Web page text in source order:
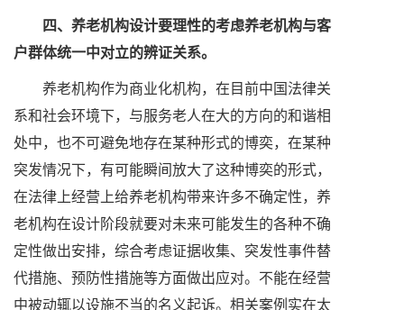
四、养老机构设计要理性的考虑养老机构与客
户群体统一中对立的辨证关系。
养老机构作为商业化机构，在目前中国法律关
系和社会环境下，与服务老人在大的方向的和谐相
处中，也不可避免地存在某种形式的博奕，在某种
突发情况下，有可能瞬间放大了这种博奕的形式，
在法律上经营上给养老机构带来许多不确定性，养
老机构在设计阶段就要对未来可能发生的各种不确
定性做出安排，综合考虑证据收集、突发性事件替
代措施、预防性措施等方面做出应对。不能在经营
中被动辄以设施不当的名义起诉。相关案例实在太